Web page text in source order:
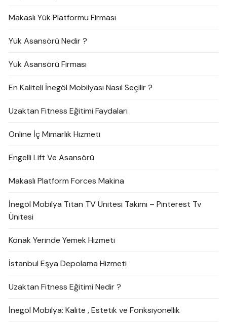
Makaslı Yük Platformu Firması
Yük Asansörü Nedir ?
Yük Asansörü Firması
En Kaliteli İnegöl Mobilyası Nasıl Seçilir ?
Uzaktan Fitness Eğitimi Faydaları
Online İç Mimarlık Hizmeti
Engelli Lift Ve Asansörü
Makaslı Platform Forces Makina
İnegöl Mobilya Titan TV Ünitesi Takımı – Pinterest Tv
Ünitesi
Konak Yerinde Yemek Hizmeti
İstanbul Eşya Depolama Hizmeti
Uzaktan Fitness Eğitimi Nedir ?
İnegöl Mobilya: Kalite , Estetik ve Fonksiyonellik